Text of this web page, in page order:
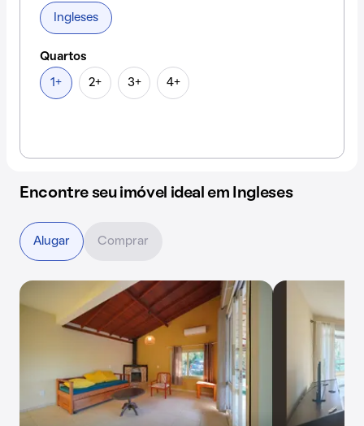
Ingleses
Quartos
1+ 2+ 3+ 4+
Encontre seu imóvel ideal em Ingleses
Alugar Comprar